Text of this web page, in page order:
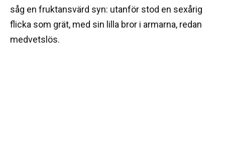
såg en fruktansvärd syn: utanför stod en sexårig
flicka som grät, med sin lilla bror i armarna, redan
medvetslös.